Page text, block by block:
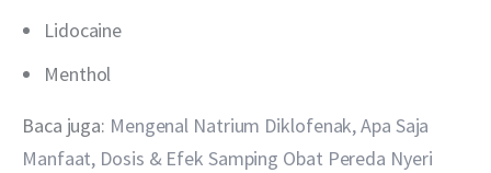
Lidocaine
Menthol
Baca juga: Mengenal Natrium Diklofenak, Apa Saja
Manfaat, Dosis & Efek Samping Obat Pereda Nyeri